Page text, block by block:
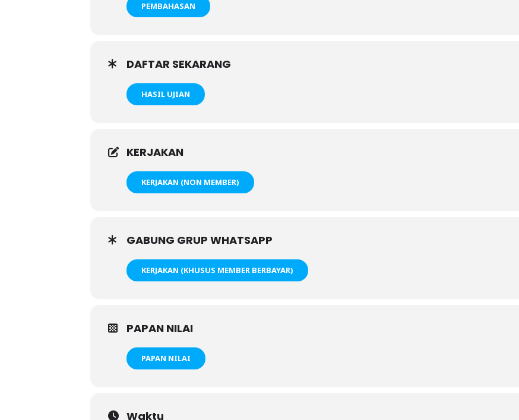
PEMBAHASAN
DAFTAR SEKARANG
HASIL UJIAN
KERJAKAN
KERJAKAN (NON MEMBER)
GABUNG GRUP WHATSAPP
KERJAKAN (KHUSUS MEMBER BERBAYAR)
PAPAN NILAI
PAPAN NILAI
Waktu